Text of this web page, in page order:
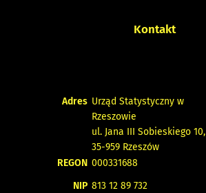
Kontakt
Adres Urząd Statystyczny w
Rzeszowie
ul. Jana III Sobieskiego 10,
35-959 Rzeszów
REGON 000331688
NIP 813 12 89 732